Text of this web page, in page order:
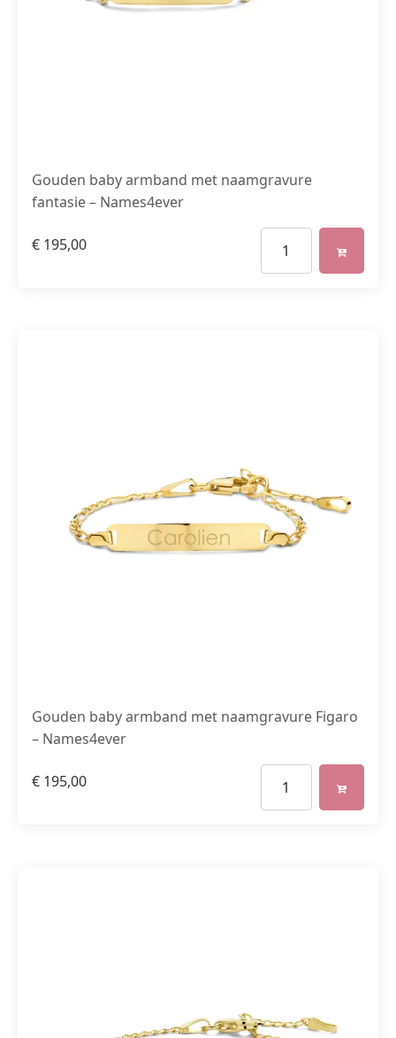
Gouden baby armband met naamgravure
fantasie – Names4ever
€ 195,00
Gouden baby armband met naamgravure Figaro
– Names4ever
€ 195,00